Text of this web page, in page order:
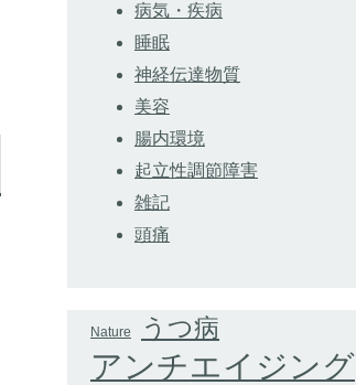
病気・疾病
睡眠
神経伝達物質
美容
腸内環境
起立性調節障害
雑記
頭痛
Nature うつ病
アンチエイジング